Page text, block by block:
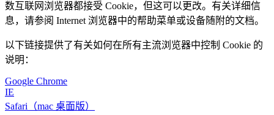
数互联网浏览器都接受 Cookie，但这可以更改。有关详细信
息，请参阅 Internet 浏览器中的帮助菜单或设备随附的文档。
以下链接提供了有关如何在所有主流浏览器中控制 Cookie 的
说明：
Google Chrome
IE
Safari（mac 桌面版）